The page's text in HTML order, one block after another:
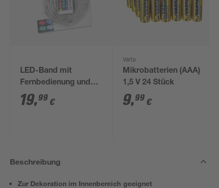
LED-Band mit
Fernbedienung und
Farbwechsler 5 m
19,99 €
Varta
Mikrobatterien (AAA)
1,5 V 24 Stück
9,99 €
Beschreibung
Zur Dekoration im Innenbereich geeignet